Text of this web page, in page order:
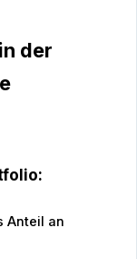
der
Anteil an